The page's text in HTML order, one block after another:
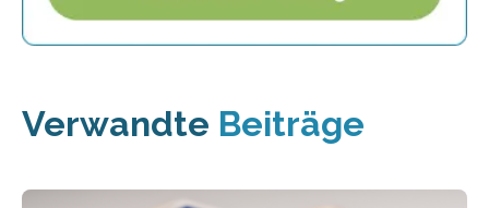
Verwandte Beiträge